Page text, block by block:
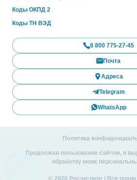
Коды ОКПД 2
Коды ТН ВЭД
8 800 775-27-45
Почта
Адреса
Telegram
WhatsApp
Политика
Продолжая пользование сайтом, я
обработку моих
© 2026 Росэксперт | Все